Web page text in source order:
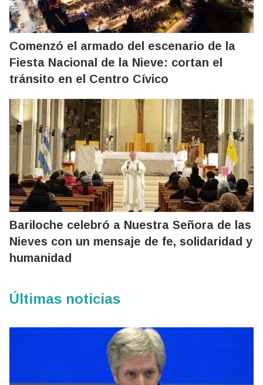
Comenzó el armado del escenario de la
Fiesta Nacional de la Nieve: cortan el
tránsito en el Centro Cívico
Bariloche celebró a Nuestra Señora de las
Nieves con un mensaje de fe, solidaridad y
humanidad
Últimas noticias